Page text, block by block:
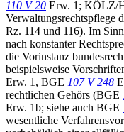
110 V 20 Erw. 1; KÖLZ/
Verwaltungsrechtspflege
Rz. 114 und 116). Im
nach konstanter
die Vorinstanz
beispielsweise
Erw. 1, BGE 107 V 248
rechtlichen Gehörs (BGE
Erw. 1b; siehe auch BGE
wesentliche